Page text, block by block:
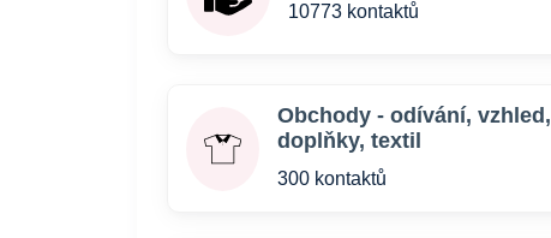
10773 kontaktů
Obchody - odívání, vzhled,
doplňky, textil
300 kontaktů